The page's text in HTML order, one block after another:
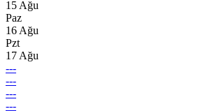
15 Ağu
Paz
16 Ağu
Pzt
17 Ağu
---
---
---
---